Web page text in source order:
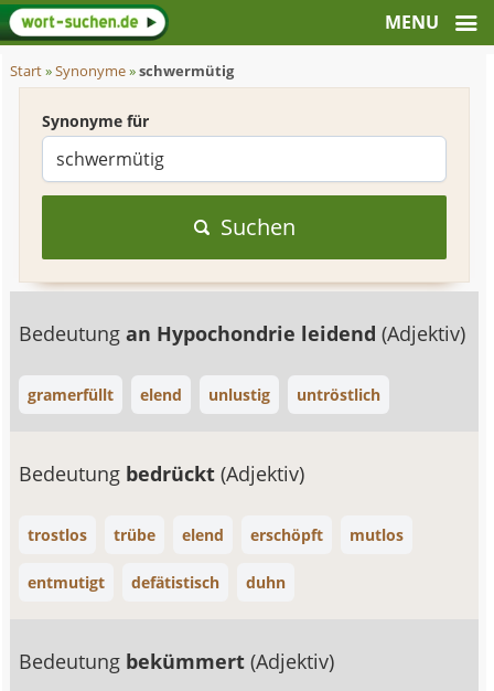
Start»Synonyme»schwermütig
Synonyme für
Suchen
Bedeutungan Hypochondrie leidend(Adjektiv)
gramerfüllt elend unlustig untröstlich
Bedeutung bedrückt(Adjektiv)
trostlos trübe elend erschöpft mutlos
entmutigt defätistisch duhn
Bedeutung bekümmert(Adjektiv)